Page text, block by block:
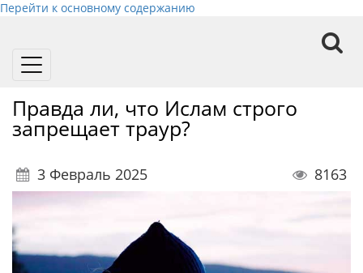
Перейти к основному содержанию
Toggle
Правда ли, что Ислам строго
запрещает траур?
3 Февраль 2025 8163